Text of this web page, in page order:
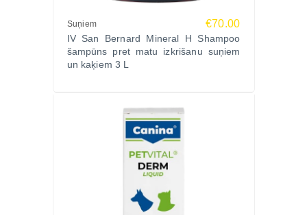
Suņiem €70.00
IV San Bernard Mineral H Shampoo
šampūns pret matu izkrišanu suņiem
un kaķiem 3 L